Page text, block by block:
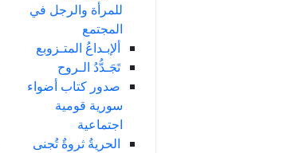
للمرأة والرجل في
المجتمع
ألإبـداعُ المتـزوبع
تَجَـدُّدُ الـروح
صدور كتاب أضواء
سورية قومية
اجتماعية
الحريةُ ثروةٌ تُجنى